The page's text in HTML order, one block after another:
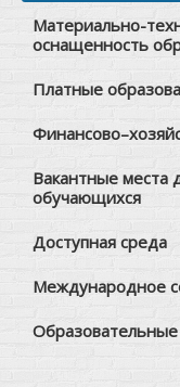
Материально-
оснащенность
Платные
Вакантные места
обучающихся
Доступная среда
Международное